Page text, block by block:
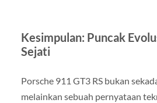
Kesimpulan: Puncak
Sejati
Porsche 911 GT3 RS bukan
melainkan sebuah pernyataan